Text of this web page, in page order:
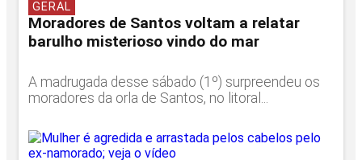
GERAL
Moradores de Santos voltam a relatar
barulho misterioso vindo do mar
A madrugada desse sábado (1º) surpreendeu os
moradores da orla de Santos, no litoral...